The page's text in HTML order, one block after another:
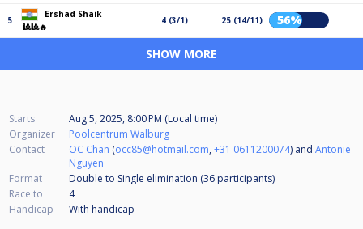
5
Ershad Shaik
🎱🎱🔥
4 (3/1) 25 (14/11) 56%
SHOW MORE
Starts
Aug 5, 2025, 8:00 PM (Local time)
Organizer
Poolcentrum Walburg
Contact
OC Chan (occ85@hotmail.com,+31 0611200074) and Antonie
Nguyen
Format
Double to Single elimination (36 participants)
Race to
4
Handicap
With handicap